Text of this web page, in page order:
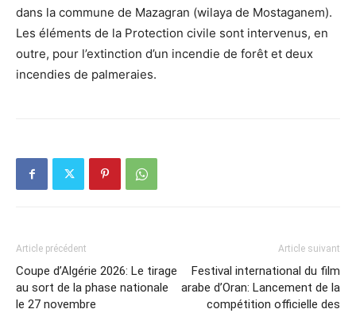
dans la commune de Mazagran (wilaya de Mostaganem).
Les éléments de la Protection civile sont intervenus, en
outre, pour l’extinction d’un incendie de forêt et deux
incendies de palmeraies.
Article précédent
Coupe d’Algérie 2026: Le tirage
au sort de la phase nationale
le 27 novembre
Article suivant
Festival international du film
arabe d’Oran: Lancement de la
compétition officielle des